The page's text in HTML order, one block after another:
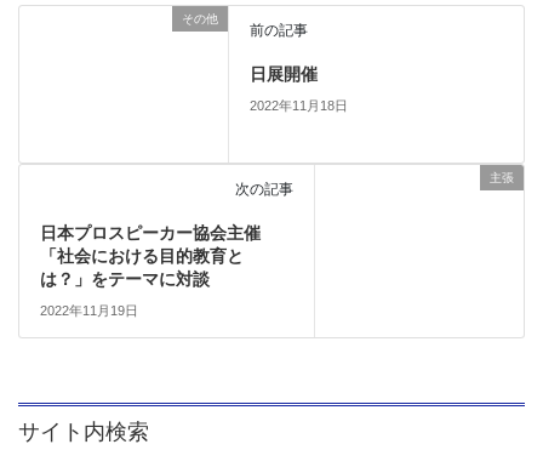
その他
前の記事
日展開催
2022年11月18日
主張
次の記事
日本プロスピーカー協会主催
「社会における目的教育と
は？」をテーマに対談
2022年11月19日
サイト内検索